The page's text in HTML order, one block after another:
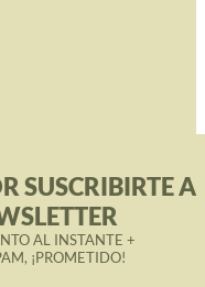
SUSCRIBIRTE A
AL INSTANTE +
¡PROMETIDO!